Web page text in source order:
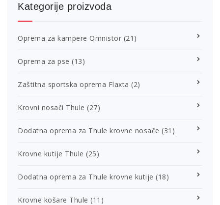
Kategorije proizvoda
Oprema za kampere Omnistor (21)
Oprema za pse (13)
Zaštitna sportska oprema Flaxta (2)
Krovni nosači Thule (27)
Dodatna oprema za Thule krovne nosače (31)
Krovne kutije Thule (25)
Dodatna oprema za Thule krovne kutije (18)
Krovne košare Thule (11)